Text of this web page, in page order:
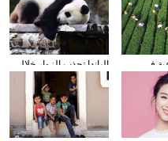
الباندا تجذب الزوار خلال
عطلة العيد الوطني
الصيني
في